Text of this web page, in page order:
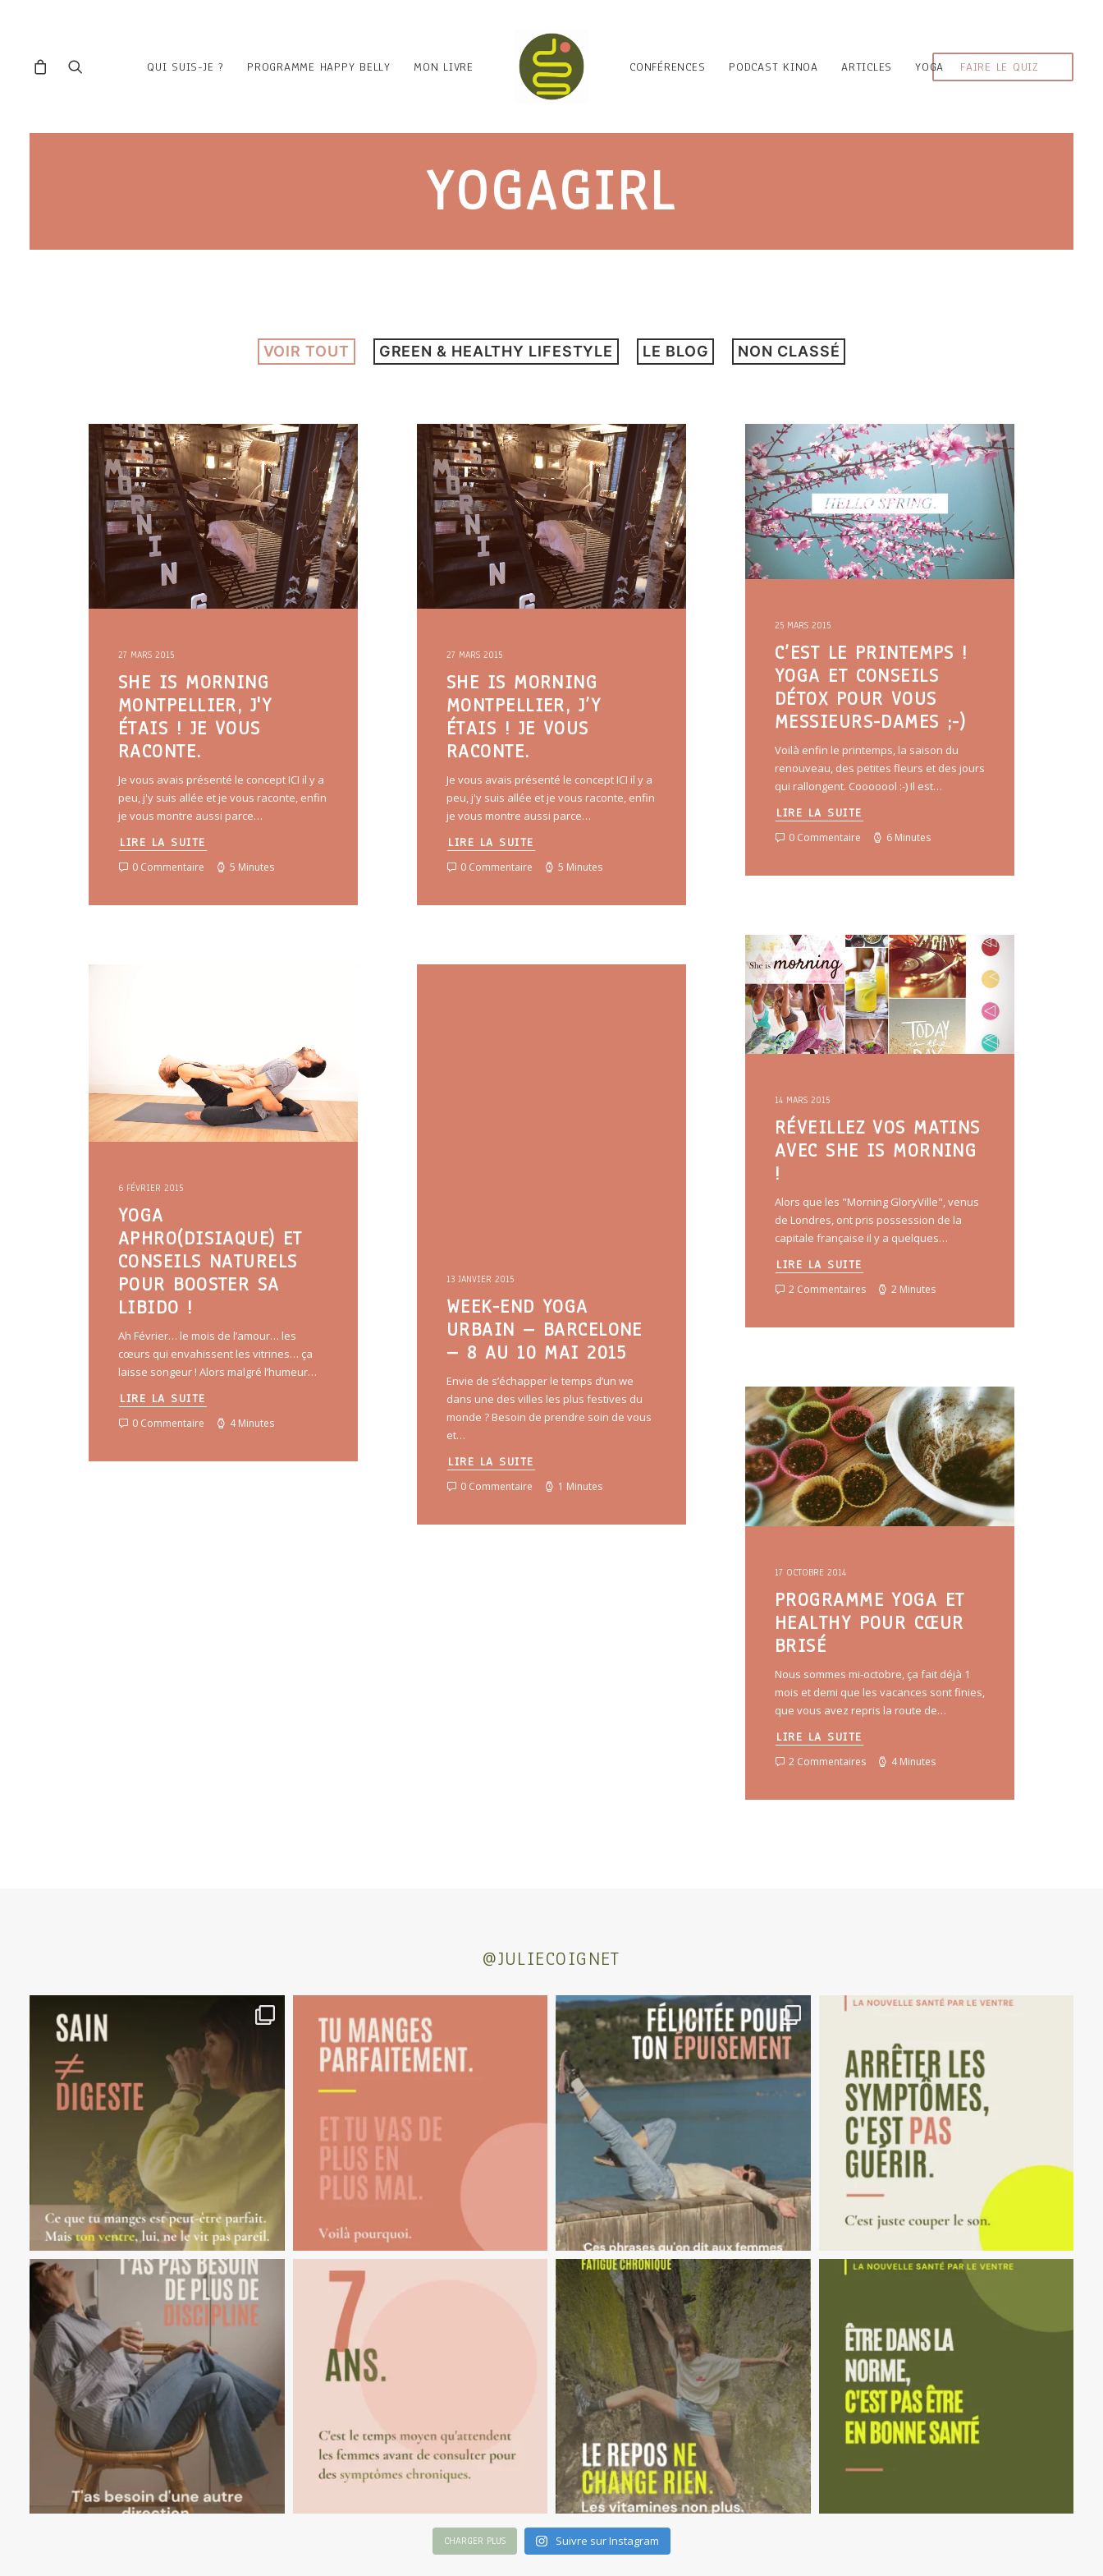
FAIRE LE QUIZ
QUI SUIS-JE ? PROGRAMME HAPPY BELLY MON LIVRE CONFÉRENCES PODCAST KINOA ARTICLES YOGA
YOGAGIRL
VOIR TOUT GREEN & HEALTHY LIFESTYLE LE BLOG NON CLASSÉ
27 MARS 2015
SHE IS MORNING
MONTPELLIER, J'Y
ÉTAIS ! JE VOUS
RACONTE.
Je vous avais présenté le concept ICI il y a
peu, j'y suis allée et je vous raconte, enfin
je vous montre aussi parce…
LIRE LA SUITE
0 Commentaire 5 Minutes
27 MARS 2015
SHE IS MORNING
MONTPELLIER, J’Y
ÉTAIS ! JE VOUS
RACONTE.
Je vous avais présenté le concept ICI il y a
peu, j'y suis allée et je vous raconte, enfin
je vous montre aussi parce…
LIRE LA SUITE
0 Commentaire 5 Minutes
25 MARS 2015
C’EST LE PRINTEMPS !
YOGA ET CONSEILS
DÉTOX POUR VOUS
MESSIEURS-DAMES ;-)
Voilà enfin le printemps, la saison du
renouveau, des petites fleurs et des jours
qui rallongent. Cooooool :-) Il est…
LIRE LA SUITE
0 Commentaire 6 Minutes
14 MARS 2015
RÉVEILLEZ VOS MATINS
AVEC SHE IS MORNING
!
Alors que les "Morning GloryVille", venus
de Londres, ont pris possession de la
capitale française il y a quelques…
LIRE LA SUITE
2 Commentaires 2 Minutes
6 FÉVRIER 2015
YOGA
APHRO(DISIAQUE) ET
CONSEILS NATURELS
POUR BOOSTER SA
LIBIDO !
Ah Février… le mois de l’amour… les
cœurs qui envahissent les vitrines… ça
laisse songeur ! Alors malgré l’humeur…
LIRE LA SUITE
0 Commentaire 4 Minutes
13 JANVIER 2015
WEEK-END YOGA
URBAIN – BARCELONE
– 8 AU 10 MAI 2015
Envie de s’échapper le temps d’un we
dans une des villes les plus festives du
monde ? Besoin de prendre soin de vous
et…
LIRE LA SUITE
0 Commentaire 1 Minutes
17 OCTOBRE 2014
PROGRAMME YOGA ET
HEALTHY POUR CŒUR
BRISÉ
Nous sommes mi-octobre, ça fait déjà 1
mois et demi que les vacances sont finies,
que vous avez repris la route de…
LIRE LA SUITE
2 Commentaires 4 Minutes
@JULIECOIGNET
CHARGER PLUS Suivre sur Instagram